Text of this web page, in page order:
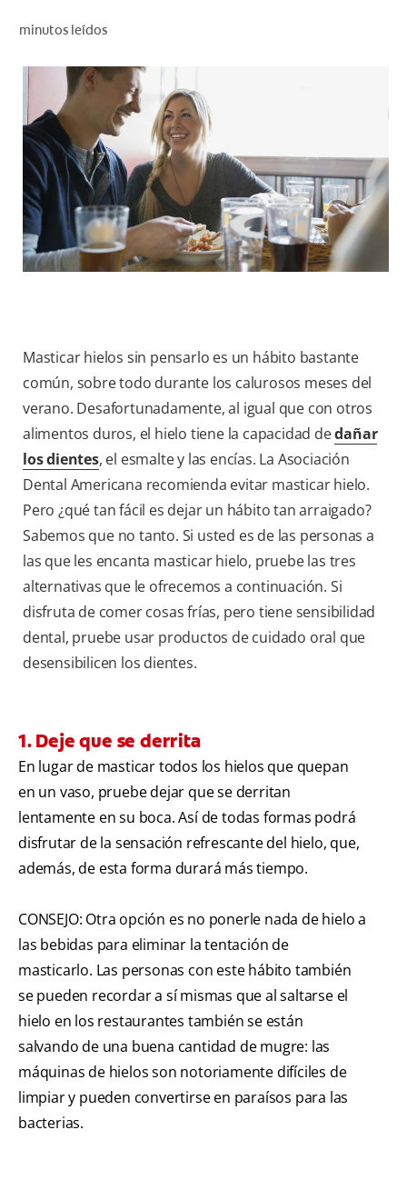
SV (ES)
SUSCRÍBASE
minutos leídos
Masticar hielos sin pensarlo es un hábito bastante
común, sobre todo durante los calurosos meses del
verano. Desafortunadamente, al igual que con otros
alimentos duros, el hielo tiene la capacidad dedañar
los dientes, el esmalte y las encías. La Asociación
Dental Americana recomienda evitar masticar hielo.
Pero ¿qué tan fácil es dejar un hábito tan arraigado?
Sabemos que no tanto. Si usted es de las personas a
las que les encanta masticar hielo, pruebe las tres
alternativas que le ofrecemos a continuación. Si
disfruta de comer cosas frías, pero tiene sensibilidad
dental, pruebe usar productos de cuidado oral que
desensibilicen los dientes.
1. Deje que se derrita
En lugar de masticar todos los hielos que quepan
en un vaso, pruebe dejar que se derritan
lentamente en su boca. Así de todas formas podrá
disfrutar de la sensación refrescante del hielo, que,
además, de esta forma durará más tiempo.
CONSEJO: Otra opción es no ponerle nada de hielo a
las bebidas para eliminar la tentación de
masticarlo. Las personas con este hábito también
se pueden recordar a sí mismas que al saltarse el
hielo en los restaurantes también se están
salvando de una buena cantidad de mugre: las
máquinas de hielos son notoriamente difíciles de
limpiar y pueden convertirse en paraísos para las
bacterias.